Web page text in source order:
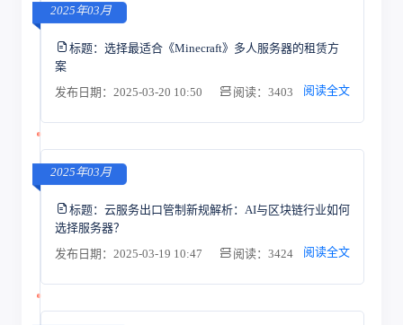
2025年03月
标题： 选择最适合《Minecraft》多人服务器的租赁方
案
发布日期：2025-03-20 10:50
阅读：3403 阅读全文
2025年03月
标题： 云服务出口管制新规解析：AI与区块链行业如何
选择服务器？
发布日期：2025-03-19 10:47
阅读：3424 阅读全文